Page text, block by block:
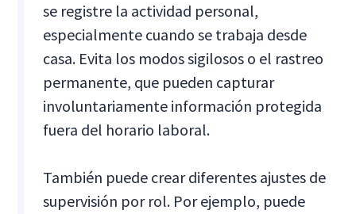
se registre la actividad personal,
especialmente cuando se trabaja desde
casa. Evita los modos sigilosos o el rastreo
permanente, que pueden capturar
involuntariamente información protegida
fuera del horario laboral.
También puede crear diferentes ajustes de
supervisión por rol. Por ejemplo, puede